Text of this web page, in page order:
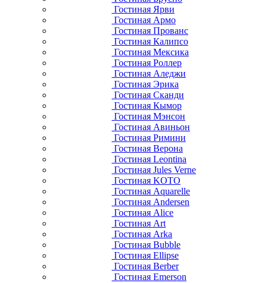
Гостиная Ярви
Гостиная Армо
Гостиная Прованс
Гостиная Калипсо
Гостиная Мексика
Гостиная Роллер
Гостиная Аледжи
Гостиная Эрика
Гостиная Сканди
Гостиная Кымор
Гостиная Мэнсон
Гостиная Авиньон
Гостиная Римини
Гостиная Верона
Гостиная Leontina
Гостиная Jules Verne
Гостиная KOTO
Гостиная Aquarelle
Гостиная Andersen
Гостиная Alice
Гостиная Art
Гостиная Arka
Гостиная Bubble
Гостиная Ellipse
Гостиная Berber
Гостиная Emerson